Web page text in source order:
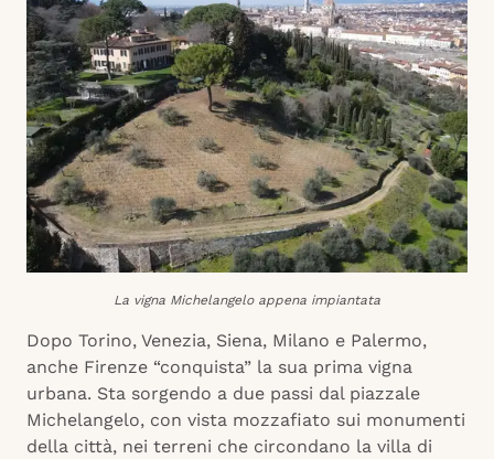
La vigna Michelangelo appena impiantata
Dopo Torino, Venezia, Siena, Milano e Palermo,
anche Firenze “conquista” la sua prima vigna
urbana. Sta sorgendo a due passi dal piazzale
Michelangelo, con vista mozzafiato sui monumenti
della città, nei terreni che circondano la villa di